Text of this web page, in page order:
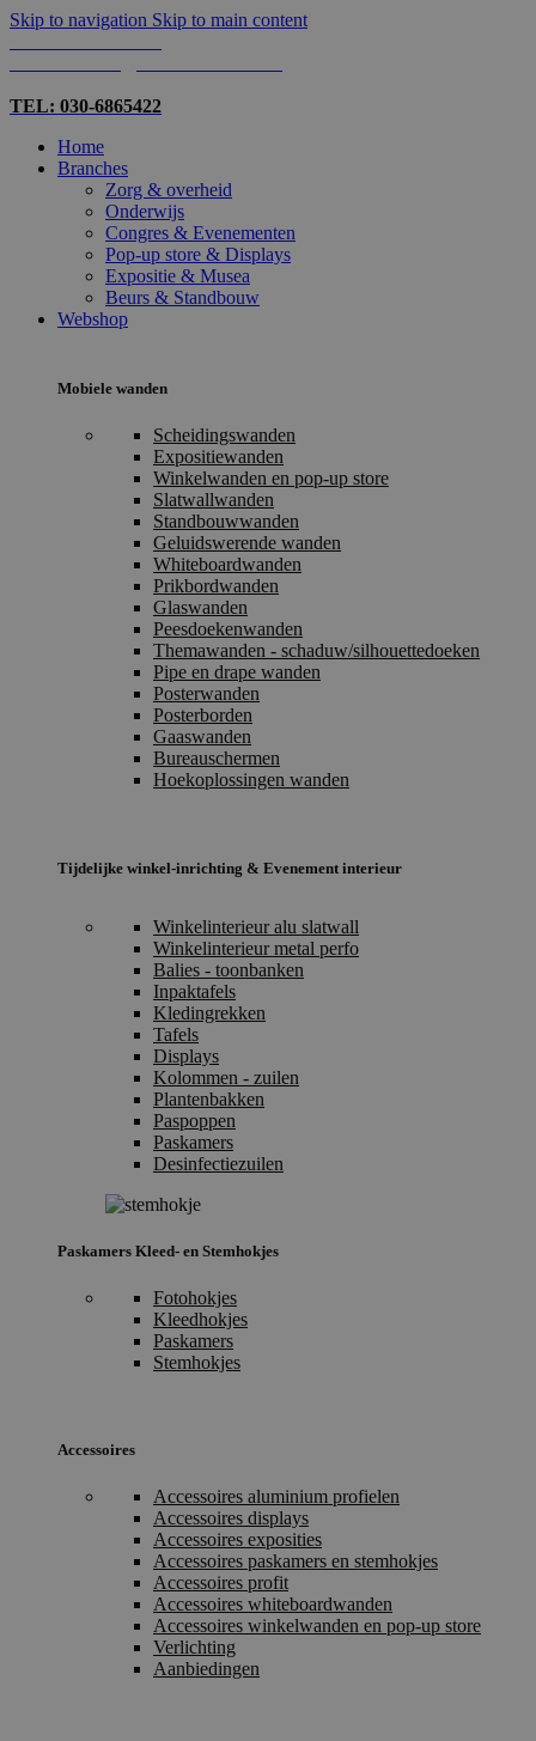
Skip to navigation Skip to main content
TEL: 030-6865422
Home
Branches
Zorg & overheid
Onderwijs
Congres & Evenementen
Pop-up store & Displays
Expositie & Musea
Beurs & Standbouw
Webshop
Mobiele wanden
Scheidingswanden
Expositiewanden
Winkelwanden en pop-up store
Slatwallwanden
Standbouwwanden
Geluidswerende wanden
Whiteboardwanden
Prikbordwanden
Glaswanden
Peesdoekenwanden
Themawanden - schaduw/silhouettedoeken
Pipe en drape wanden
Posterwanden
Posterborden
Gaaswanden
Bureauschermen
Hoekoplossingen wanden
Tijdelijke winkel-inrichting & Evenement interieur
Winkelinterieur alu slatwall
Winkelinterieur metal perfo
Balies - toonbanken
Inpaktafels
Kledingrekken
Tafels
Displays
Kolommen - zuilen
Plantenbakken
Paspoppen
Paskamers
Desinfectiezuilen
Paskamers Kleed- en Stemhokjes
Fotohokjes
Kleedhokjes
Paskamers
Stemhokjes
Accessoires
Accessoires aluminium profielen
Accessoires displays
Accessoires exposities
Accessoires paskamers en stemhokjes
Accessoires profit
Accessoires whiteboardwanden
Accessoires winkelwanden en pop-up store
Verlichting
Aanbiedingen